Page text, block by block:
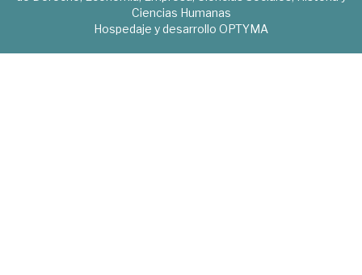
Ciencias Humanas
Hospedaje y desarrollo OPTYMA